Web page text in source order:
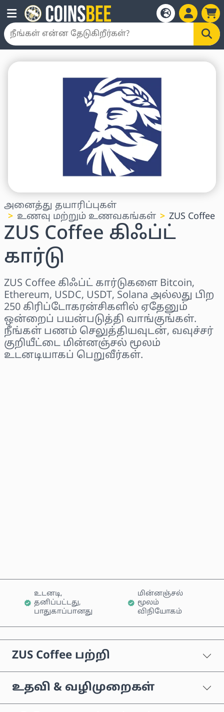
அனைத்து தயாரிப்புகள்
உணவு மற்றும் உணவகங்கள்
ZUS Coffee
ZUS Coffee கிஃப்ட்
கார்டு
ZUS Coffee கிஃப்ட் கார்டுகளை Bitcoin,
Ethereum, USDC, USDT, Solana அல்லது பிற
250 கிரிப்டோகரன்சிகளில் ஏதேனும்
ஒன்றைப் பயன்படுத்தி வாங்குங்கள்.
நீங்கள் பணம் செலுத்தியவுடன், வவுச்சர்
குறியீட்டை மின்னஞ்சல் மூலம்
உடனடியாகப் பெறுவீர்கள்.
உடனடி,
தனிப்பட்டது,
பாதுகாப்பானது
மின்னஞ்சல்
மூலம்
விநியோகம்
ZUS Coffee பற்றி
உதவி & வழிமுறைகள்